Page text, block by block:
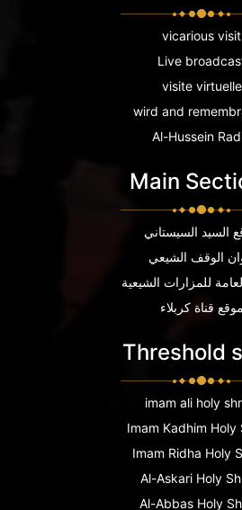
vicarious visit
Live
visite virtuelle
wird and
Al-Hussein
Main
السيد السيستاني
الوقف الشيعي
للمزارات الشيعية
موقع قناة كربلاء
Threshold
imam ali holy
Imam Kadhim Holy
Imam Ridha Holy
Al-Askari Holy
Al-Abbas Holy